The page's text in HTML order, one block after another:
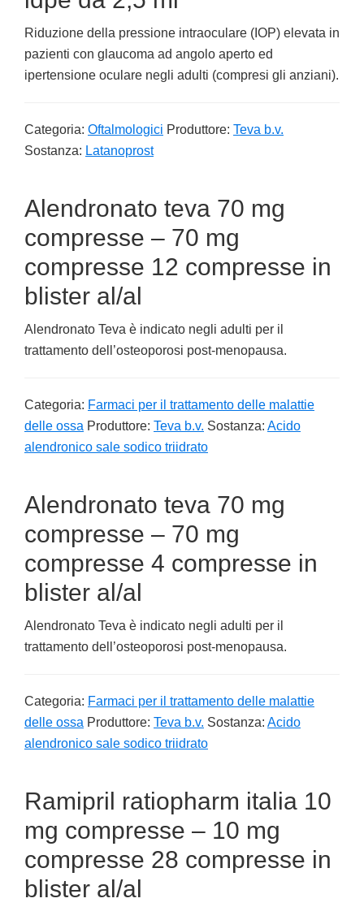
Riduzione della pressione intraoculare (IOP) elevata in
pazienti con glaucoma ad angolo aperto ed
ipertensione oculare negli adulti (compresi gli anziani).
Categoria: Oftalmologici Produttore: Teva b.v.
Sostanza: Latanoprost
Alendronato teva 70 mg
compresse – 70 mg
compresse 12 compresse in
blister al/al
Alendronato Teva è indicato negli adulti per il
trattamento dell’osteoporosi post-menopausa.
Categoria: Farmaci per il trattamento delle malattie
delle ossa Produttore: Teva b.v. Sostanza: Acido
alendronico sale sodico triidrato
Alendronato teva 70 mg
compresse – 70 mg
compresse 4 compresse in
blister al/al
Alendronato Teva è indicato negli adulti per il
trattamento dell’osteoporosi post-menopausa.
Categoria: Farmaci per il trattamento delle malattie
delle ossa Produttore: Teva b.v. Sostanza: Acido
alendronico sale sodico triidrato
Ramipril ratiopharm italia 10
mg compresse – 10 mg
compresse 28 compresse in
blister al/al